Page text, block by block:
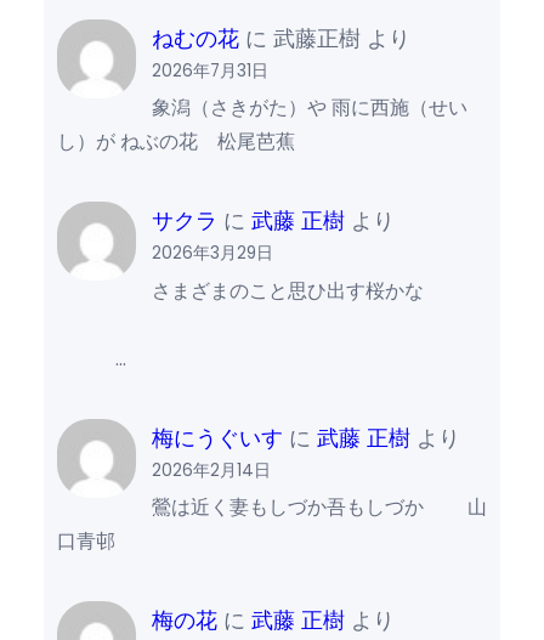
ねむの花 に武藤正樹 より
2026年7月31日
象潟（さきがた）や 雨に西施（せい
し）が ねぶの花 松尾芭蕉
サクラ に武藤 正樹 より
2026年3月29日
さまざまのこと思ひ出す桜かな
…
梅にうぐいす に武藤 正樹 より
2026年2月14日
鶯は近く妻もしづか吾もしづか 山
口青邨
梅の花 に武藤 正樹 より